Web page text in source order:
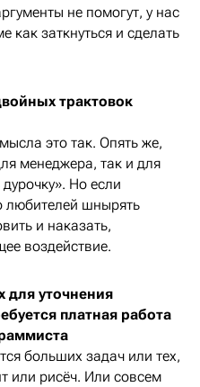
не помогут, у нас
как заткнуться и сделать
трактовок
это так. Опять же,
менеджера, так и для
Но если
любителей шнырять
и наказать,
воздействие.
для уточнения
платная работа
больших задач или тех,
или рисёч. Или совсем